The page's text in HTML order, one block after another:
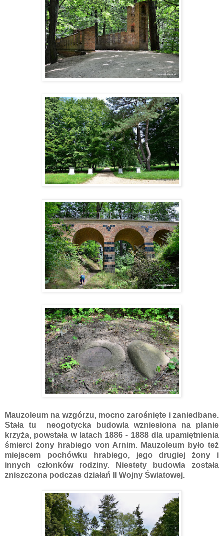
Mauzoleum na wzgórzu, mocno zarośnięte i zaniedbane.
Stała tu neogotycka budowla wzniesiona na planie
krzyża, powstała w latach 1886 - 1888 dla upamiętnienia
śmierci żony hrabiego von Arnim. Mauzoleum było też
miejscem pochówku hrabiego, jego drugiej żony i
innych członków rodziny. Niestety budowla została
zniszczona podczas działań II Wojny Światowej.